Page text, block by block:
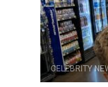
CELEBRITY